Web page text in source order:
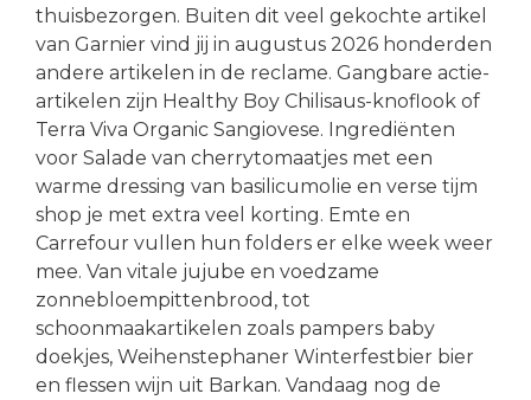
thuisbezorgen. Buiten dit veel gekochte artikel
van Garnier vind jij in augustus 2026 honderden
andere artikelen in de reclame. Gangbare actie-
artikelen zijn Healthy Boy Chilisaus-knoflook of
Terra Viva Organic Sangiovese. Ingrediënten
voor Salade van cherrytomaatjes met een
warme dressing van basilicumolie en verse tijm
shop je met extra veel korting. Emte en
Carrefour vullen hun folders er elke week weer
mee. Van vitale jujube en voedzame
zonnebloempittenbrood, tot
schoonmaakartikelen zoals pampers baby
doekjes, Weihenstephaner Winterfestbier bier
en flessen wijn uit Barkan. Vandaag nog de